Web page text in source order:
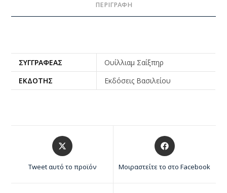
ΠΕΡΙΓΡΑΦΉ
ΣΥΓΓΡΑΦΕΑΣ
Ουίλλιαμ Σαίξπηρ
ΕΚΔΟΤΗΣ
Εκδόσεις Βασιλείου
Tweet αυτό το προϊόν Μοιραστείτε το στο Facebook